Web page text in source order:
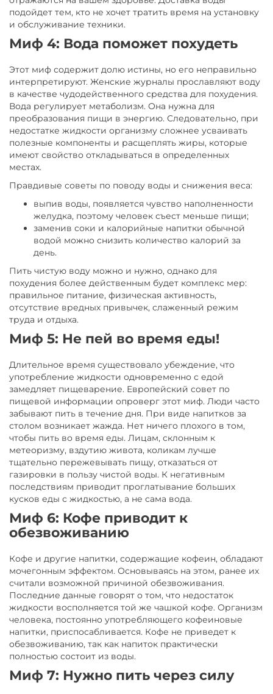
подойдет тем, кто не хочет тратить время на установку
и обслуживание техники.
Миф 4: Вода поможет похудеть
Этот миф содержит долю истины, но его неправильно
интерпретируют. Женские журналы прославляют воду
в качестве чудодейственного средства для похудения.
Вода регулирует метаболизм. Она нужна для
преобразования пищи в энергию. Следовательно, при
недостатке жидкости организму сложнее усваивать
полезные компоненты и расщеплять жиры, которые
имеют свойство откладываться в определенных
местах.
Правдивые советы по поводу воды и снижения веса:
выпив воды, появляется чувство наполненности
желудка, поэтому человек съест меньше пищи;
заменив соки и калорийные напитки обычной
водой можно снизить количество калорий за
день.
Пить чистую воду можно и нужно, однако для
похудения более действенным будет комплекс мер:
правильное питание, физическая активность,
отсутствие вредных привычек, слаженный режим
труда и отдыха.
Миф 5: Не пей во время еды!
Длительное время существовало убеждение, что
употребление жидкости одновременно с едой
замедляет пищеварение. Европейский совет по
пищевой информации опроверг этот миф. Люди часто
забывают пить в течение дня. При виде напитков за
столом возникает жажда. Нет ничего плохого в том,
чтобы пить во время еды. Лицам, склонным к
метеоризму, вздутию живота, коликам лучше
тщательно пережевывать пищу, отказаться от
газировки в пользу чистой воды. К негативным
последствиям приводит проглатывание больших
кусков еды с жидкостью, а не сама вода.
Миф 6: Кофе приводит к
обезвоживанию
Кофе и другие напитки, содержащие кофеин, обладают
мочегонным эффектом. Основываясь на этом, ранее их
считали возможной причиной обезвоживания.
Последние данные говорят о том, что недостаток
жидкости восполняется той же чашкой кофе. Организм
человека, постоянно употребляющего кофеиновые
напитки, приспосабливается. Кофе не приведет к
обезвоживанию, так как напиток практически
полностью состоит из воды.
Миф 7: Нужно пить через силу